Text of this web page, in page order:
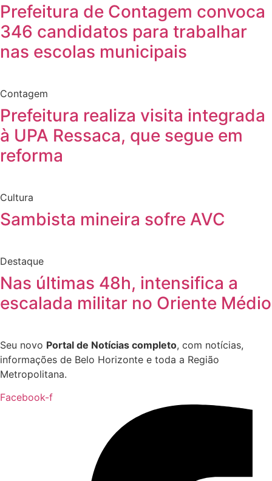
Prefeitura de Contagem convoca
346 candidatos para trabalhar
nas escolas municipais
Contagem
Prefeitura realiza visita integrada
à UPA Ressaca, que segue em
reforma
Cultura
Sambista mineira sofre AVC
Destaque
Nas últimas 48h, intensifica a
escalada militar no Oriente Médio
Seu novo Portal de Notícias completo, com notícias,
informações de Belo Horizonte e toda a Região
Metropolitana.
Facebook-f